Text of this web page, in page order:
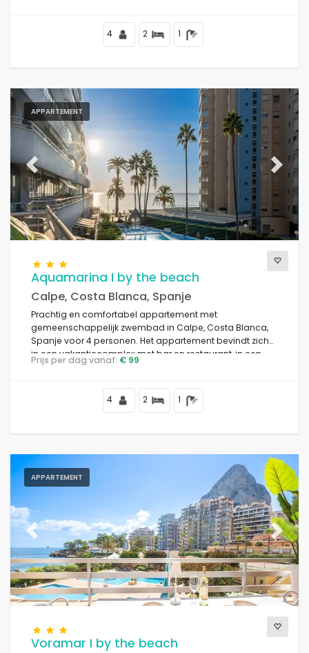
en op 25 m van de Middellandse Zee.
4 2 1
APPARTEMENT
Previous Next
Aquamarina I by the beach
Calpe, Costa Blanca, Spanje
Prachtig en comfortabel appartement met
gemeenschappelijk zwembad in Calpe, Costa Blanca,
Spanje voor 4 personen. Het appartement bevindt zich
in een vakantiecomplex met bar en restaurant, in een
residentiële strandomgeving, dicht bij winkels en
strand, 4 kilometer van het centrum van Calpe en 25
meter van de Middellandse Zee.
Prijs per dag vanaf: € 99
4 2 1
APPARTEMENT
Previous Next
Voramar I by the beach